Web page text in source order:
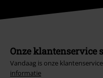
Onze klantenservice
Vandaag is onze
informatie